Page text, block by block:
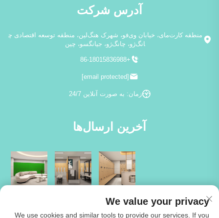
آدرس شرکت
منطقه کارت‌مای، خیابان وی‌فو، شهرک هنگ‌لین، منطقه توسعه اقتصادی چ
انگ‌ژو، چانگ‌ژو، جیانگسو، چین
+86-18015836988
[email protected]
زمان: به صورت آنلاین 24/7
آخرین ارسال‌ها
We value your privacy
We use cookies and similar tools to provide our services. If you